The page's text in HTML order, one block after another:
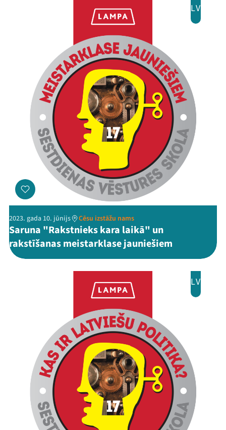
Jaunumi
Ziedo
Veikals
Kontakti
ThreadsFacebookYoutube
X Instagram
LV
2023. gada 10. jūnijs Cēsu izstāžu nams
Saruna "Rakstnieks kara laikā" un
rakstīšanas meistarklase jauniešiem
LV